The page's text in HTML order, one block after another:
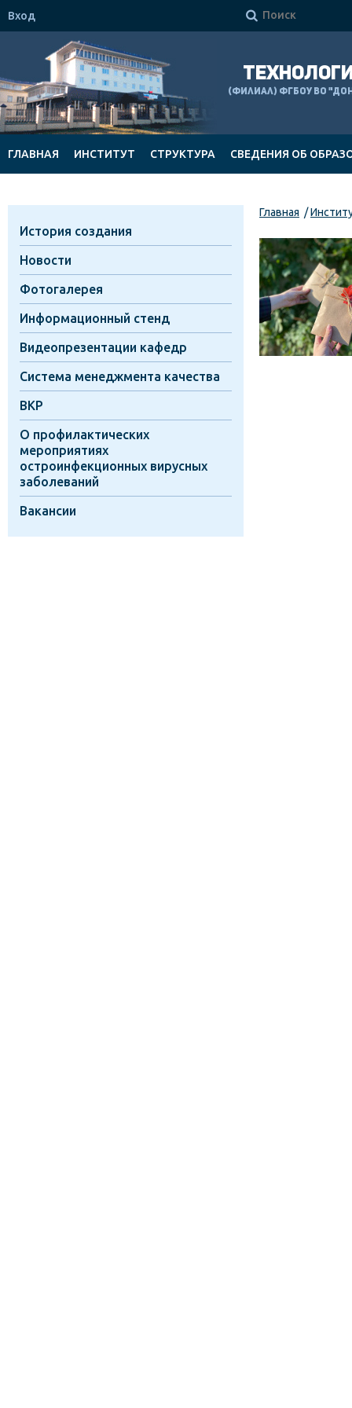
Вход 
(филиал) ФГБОУ ВО
ГЛАВНАЯ ИНСТИТУТ СТРУКТУРА СВЕДЕНИЯ ОБ
Главная
История создания
Новости
Фотогалерея
Информационный стенд
Видеопрезентации кафедр
Система менеджмента качества
ВКР
О профилактических
мероприятиях
остроинфекционных вирусных
заболеваний
Вакансии